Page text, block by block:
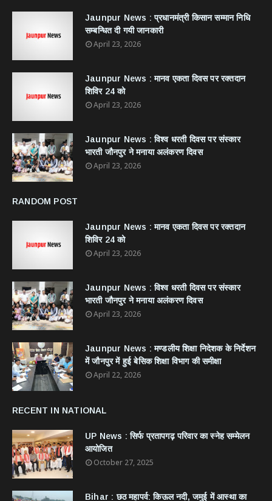
Jaunpur News : ​प्रधानमंत्री किसान सम्मान निधि
सम्बन्धित दी गयी जानकारी
April 23, 2026
Jaunpur News : ​मानव एकता दिवस पर रक्तदान
शिविर 24 को
April 23, 2026
Jaunpur News : विश्व धरती दिवस पर संस्कार
भारती जौनपुर ने मनाया अलंकरण दिवस
April 23, 2026
RANDOM POST
Jaunpur News : ​मानव एकता दिवस पर रक्तदान
शिविर 24 को
April 23, 2026
Jaunpur News : विश्व धरती दिवस पर संस्कार
भारती जौनपुर ने मनाया अलंकरण दिवस
April 23, 2026
Jaunpur News : ​मण्डलीय शिक्षा निदेशक के निर्देशन
में जौनपुर में हुई बेसिक शिक्षा विभाग की समीक्षा
April 22, 2026
RECENT IN NATIONAL
UP News : सिर्फ प्रतापगढ़ परिवार का स्नेह सम्मेलन
आयोजित
October 27, 2025
Bihar : छठ महापर्व: किऊल नदी, जमुई में आस्था का